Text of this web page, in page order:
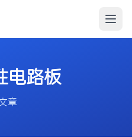
电路板
章